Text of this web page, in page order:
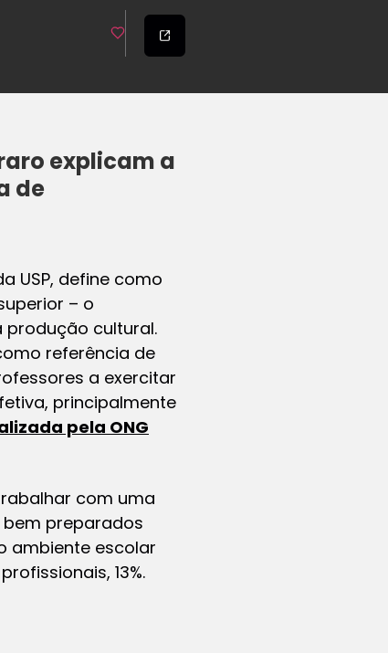
explicam a
de
USP, define como
– o
cultural.
referência de
a exercitar
principalmente
pela ONG
com uma
preparados
ambiente escolar
13%.